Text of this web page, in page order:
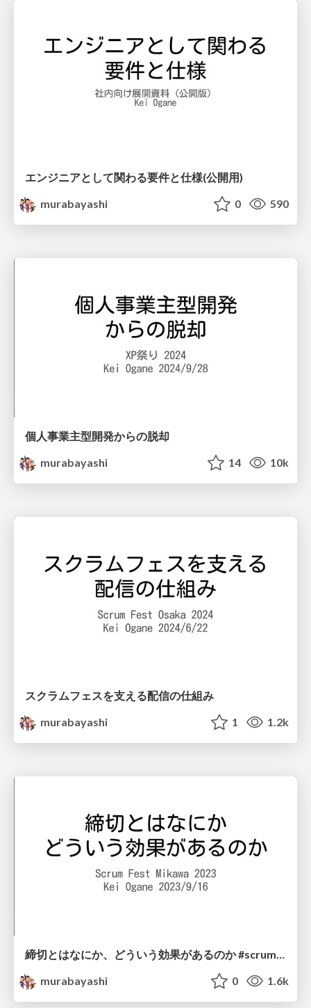
エンジニアとして関わる要件と仕様(公開用)
murabayashi
0 590
個人事業主型開発からの脱却
murabayashi
14 10k
スクラムフェスを支える配信の仕組み
murabayashi
1 1.2k
締切とはなにか、どういう効果があるのか #scrummikawa
murabayashi
0 1.6k